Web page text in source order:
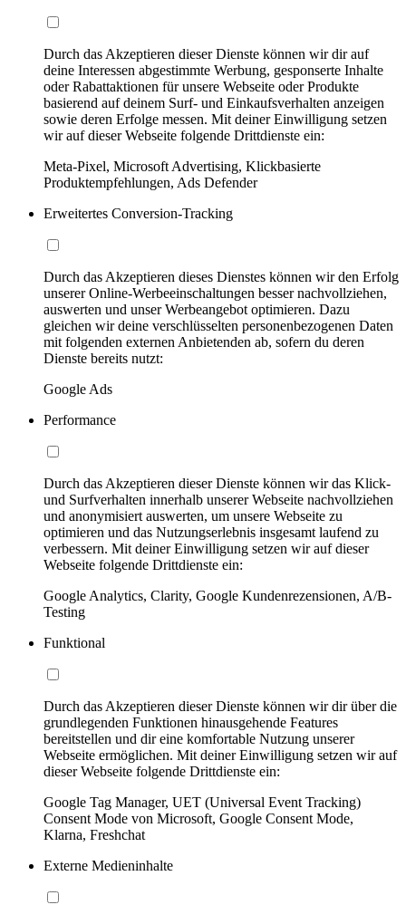
Durch das Akzeptieren dieser Dienste können wir dir auf
deine Interessen abgestimmte Werbung, gesponserte Inhalte
oder Rabattaktionen für unsere Webseite oder Produkte
basierend auf deinem Surf- und Einkaufsverhalten anzeigen
sowie deren Erfolge messen. Mit deiner Einwilligung setzen
wir auf dieser Webseite folgende Drittdienste ein:
Meta-Pixel, Microsoft Advertising, Klickbasierte
Produktempfehlungen, Ads Defender
Erweitertes Conversion-Tracking
Durch das Akzeptieren dieses Dienstes können wir den Erfolg
unserer Online-Werbeeinschaltungen besser nachvollziehen,
auswerten und unser Werbeangebot optimieren. Dazu
gleichen wir deine verschlüsselten personenbezogenen Daten
mit folgenden externen Anbietenden ab, sofern du deren
Dienste bereits nutzt:
Google Ads
Performance
Durch das Akzeptieren dieser Dienste können wir das Klick-
und Surfverhalten innerhalb unserer Webseite nachvollziehen
und anonymisiert auswerten, um unsere Webseite zu
optimieren und das Nutzungserlebnis insgesamt laufend zu
verbessern. Mit deiner Einwilligung setzen wir auf dieser
Webseite folgende Drittdienste ein:
Google Analytics, Clarity, Google Kundenrezensionen, A/B-
Testing
Funktional
Durch das Akzeptieren dieser Dienste können wir dir über die
grundlegenden Funktionen hinausgehende Features
bereitstellen und dir eine komfortable Nutzung unserer
Webseite ermöglichen. Mit deiner Einwilligung setzen wir auf
dieser Webseite folgende Drittdienste ein:
Google Tag Manager, UET (Universal Event Tracking)
Consent Mode von Microsoft, Google Consent Mode,
Klarna, Freshchat
Externe Medieninhalte